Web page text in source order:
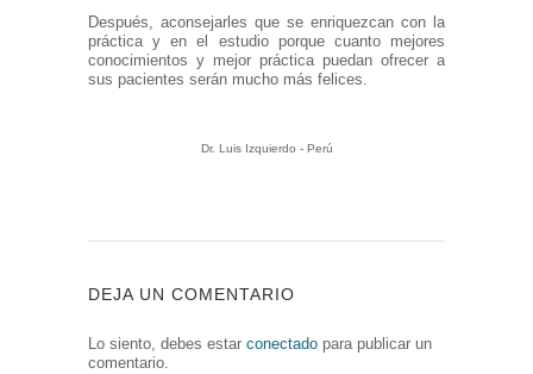
Después, aconsejarles que se enriquezcan con la
práctica y en el estudio porque cuanto mejores
conocimientos y mejor práctica puedan ofrecer a
sus pacientes serán mucho más felices.
Dr. Luis Izquierdo - Perú
DEJA UN COMENTARIO
Lo siento, debes estar conectado para publicar un
comentario.